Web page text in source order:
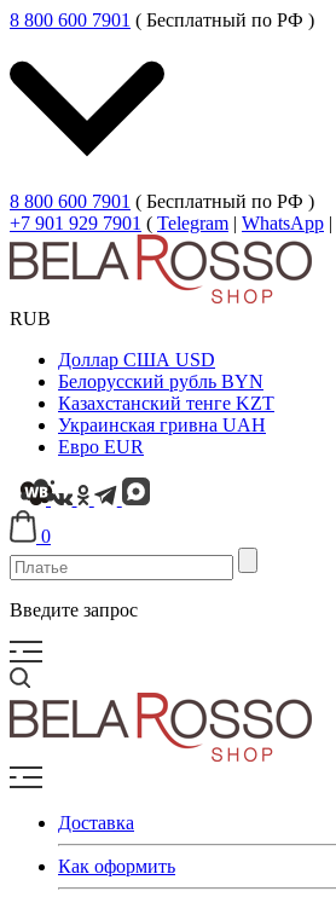
8 800 600 7901 ( Бесплатный по РФ )
8 800 600 7901 ( Бесплатный по РФ )
+7 901 929 7901 ( Telegram | WhatsApp |
RUB
Доллар США USD
Белорусский рубль BYN
Казахстанский тенге KZT
Украинская гривна UAH
Евро EUR
0
Введите запрос
Доставка
Как оформить